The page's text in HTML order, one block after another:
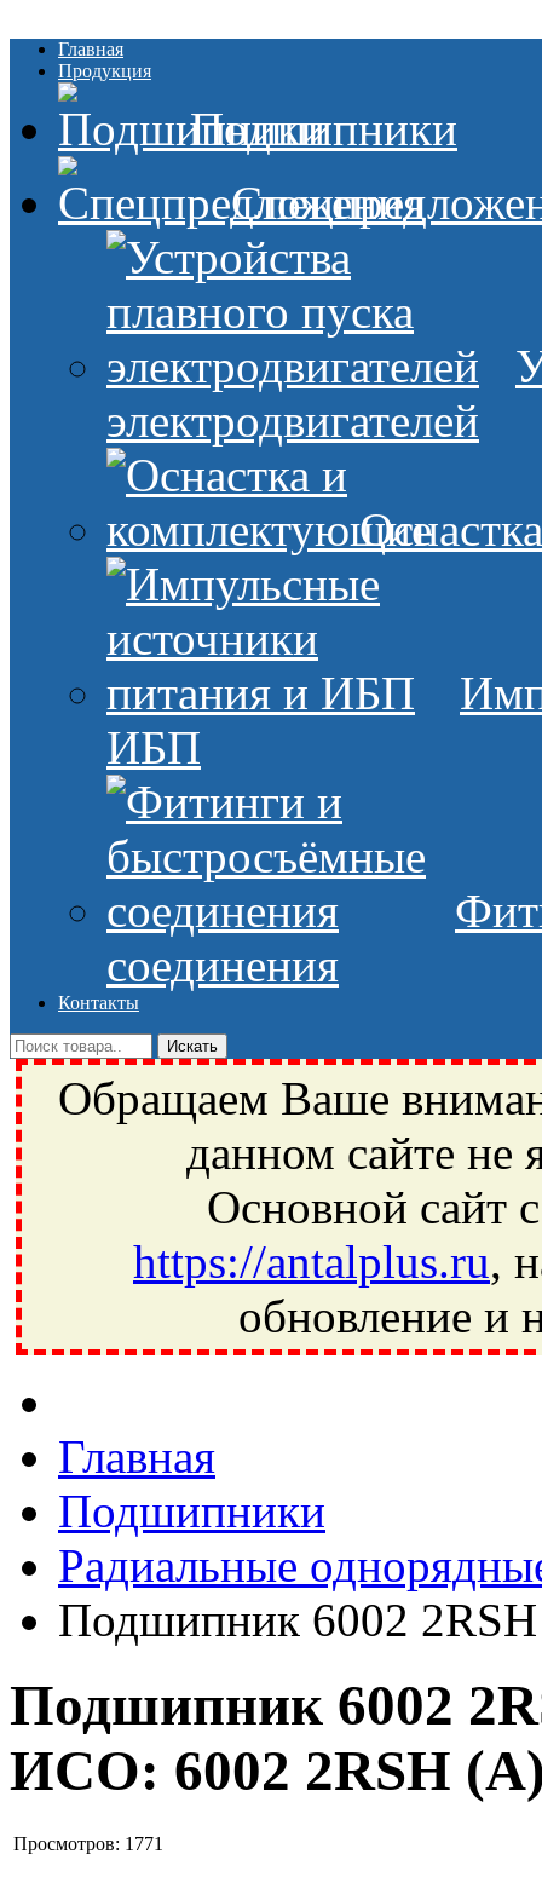
Главная
Продукция
Подшипники
электродвигателей
ИБП
соединения
Контакты
Обращаем Ваше
данном сайте не
Основной сайт
https://antalplus.ru,
обновление и
Ивантеевка, подшипники, пневматика, метизы, техника,
Главная
Подшипники
Радиальные
Подшипник 6002
Подшипник 6002
ИСО: 6002 2RSH
Просмотров: 1771